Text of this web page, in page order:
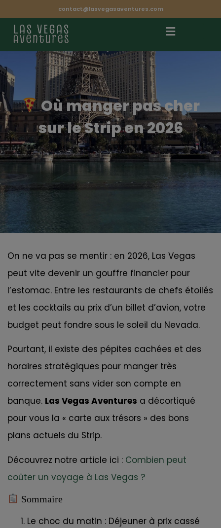
contact@lasvegasaventures.com
Où manger pas cher
sur le Strip en 2026
On ne va pas se mentir : en 2026, Las Vegas
peut vite devenir un gouffre financier pour
l’estomac. Entre les restaurants de chefs étoilés
et les cocktails au prix d’un billet d’avion, votre
budget peut fondre sous le soleil du Nevada.
Pourtant, il existe des pépites cachées et des
horaires stratégiques pour manger très
correctement sans vider son compte en
banque. Las Vegas Aventures a décortiqué
pour vous la « carte aux trésors » des bons
plans actuels du Strip.
Découvrez notre article ici : Combien peut
coûter un voyage à Las Vegas ?
Sommaire
Le choc du matin : Déjeuner à prix cassé